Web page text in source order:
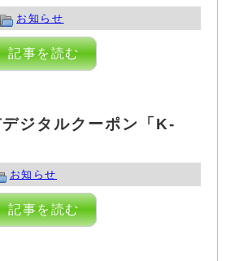
お知らせ
記事を読む
ジタルクーポン「K-
お知らせ
記事を読む